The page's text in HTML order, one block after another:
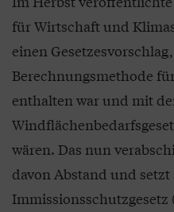
für Wirtschaft und
einen
Berechnungsmethode
enthalten war und mit
wären. Das nun
davon Abstand und
Immissionsschutzgesetz